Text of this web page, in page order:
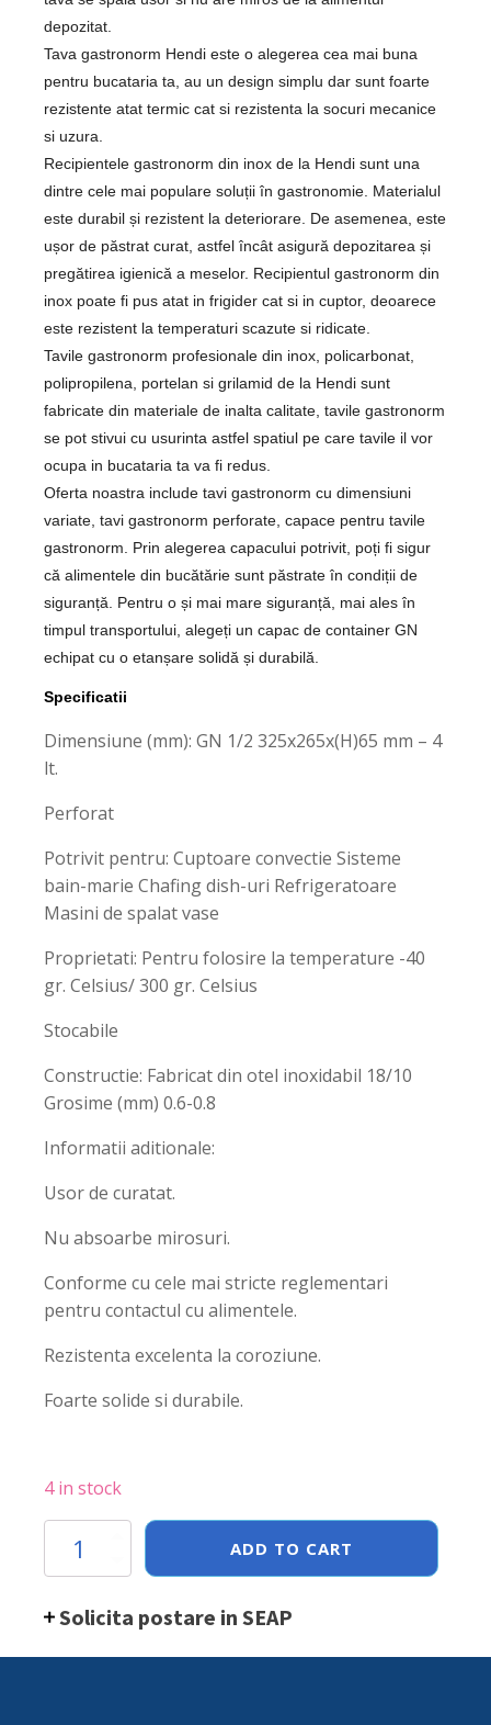
depozitat.
Tava gastronorm Hendi este o alegerea cea mai buna
pentru bucataria ta, au un design simplu dar sunt foarte
rezistente atat termic cat si rezistenta la socuri mecanice
si uzura.
Recipientele gastronorm din inox de la Hendi sunt una
dintre cele mai populare soluții în gastronomie. Materialul
este durabil și rezistent la deteriorare. De asemenea, este
ușor de păstrat curat, astfel încât asigură depozitarea și
pregătirea igienică a meselor. Recipientul gastronorm din
inox poate fi pus atat in frigider cat si in cuptor, deoarece
este rezistent la temperaturi scazute si ridicate.
Tavile gastronorm profesionale din inox, policarbonat,
polipropilena, portelan si grilamid de la Hendi sunt
fabricate din materiale de inalta calitate, tavile gastronorm
se pot stivui cu usurinta astfel spatiul pe care tavile il vor
ocupa in bucataria ta va fi redus.
Oferta noastra include tavi gastronorm cu dimensiuni
variate, tavi gastronorm perforate, capace pentru tavile
gastronorm. Prin alegerea capacului potrivit, poți fi sigur
că alimentele din bucătărie sunt păstrate în condiții de
siguranță. Pentru o și mai mare siguranță, mai ales în
timpul transportului, alegeți un capac de container GN
echipat cu o etanșare solidă și durabilă.
Specificatii
Dimensiune (mm): GN 1/2 325x265x(H)65 mm – 4
lt.
Perforat
Potrivit pentru: Cuptoare convectie Sisteme
bain-marie Chafing dish-uri Refrigeratoare
Masini de spalat vase
Proprietati: Pentru folosire la temperature -40
gr. Celsius/ 300 gr. Celsius
Stocabile
Constructie: Fabricat din otel inoxidabil 18/10
Grosime (mm) 0.6-0.8
Informatii aditionale:
Usor de curatat.
Nu absoarbe mirosuri.
Conforme cu cele mai stricte reglementari
pentru contactul cu alimentele.
Rezistenta excelenta la coroziune.
Foarte solide si durabile.
4 in stock
Hendi
perforata
GN
ADD TO CART
Solicita postare in SEAP